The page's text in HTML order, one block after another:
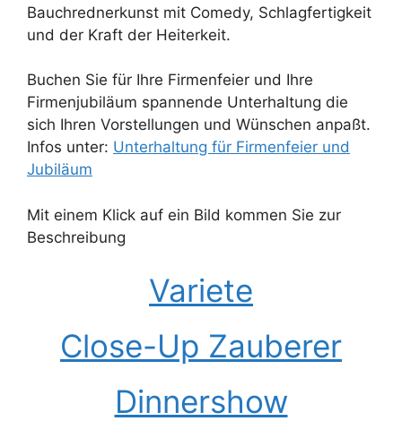
Bauchrednerkunst mit Comedy, Schlagfertigkeit
und der Kraft der Heiterkeit.
Buchen Sie für Ihre Firmenfeier und Ihre
Firmenjubiläum spannende Unterhaltung die
sich Ihren Vorstellungen und Wünschen anpaßt.
Infos unter: Unterhaltung für Firmenfeier und
Jubiläum
Mit einem Klick auf ein Bild kommen Sie zur
Beschreibung
Variete
Close-Up Zauberer
Dinnershow